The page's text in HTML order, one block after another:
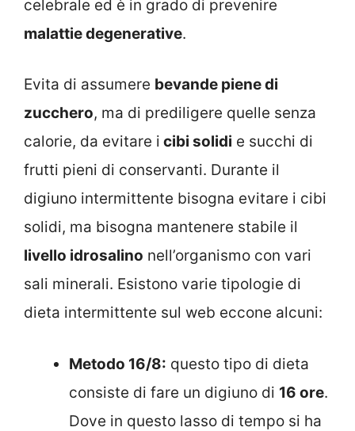
celebrale ed è in grado di prevenire
malattie degenerative.
Evita di assumere bevande piene di
zucchero, ma di prediligere quelle senza
calorie, da evitare i cibi solidi e succhi di
frutti pieni di conservanti. Durante il
digiuno intermittente bisogna evitare i cibi
solidi, ma bisogna mantenere stabile il
livello idrosalino nell’organismo con vari
sali minerali. Esistono varie tipologie di
dieta intermittente sul web eccone alcuni:
Metodo 16/8: questo tipo di dieta
consiste di fare un digiuno di 16 ore.
Dove in questo lasso di tempo si ha